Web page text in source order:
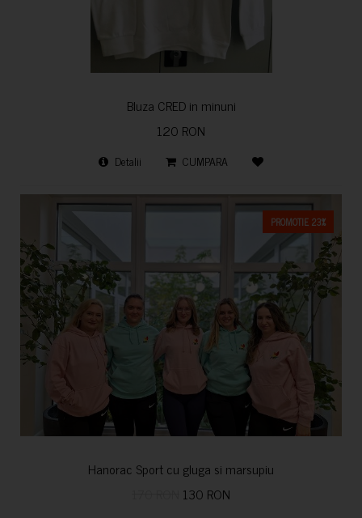
Bluza CRED in minuni
120 RON
Detalii CUMPARA
PROMOTIE 23%
Hanorac Sport cu gluga si marsupiu
130 RON